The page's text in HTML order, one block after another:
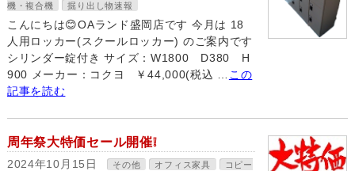
機・複合機
掘り出し物速報
こんにちは😊OAランド盛岡店です 今月は 18
人用ロッカー(スクールロッカー) のご案内です
シリンダー錠付き サイズ：W1800 D380 H
900 メーカー：コクヨ ￥44,000(税込 …
この
記事を読む
周年祭大特価セール開催❕
2024年10月15日 その他 オフィス家具
コピー